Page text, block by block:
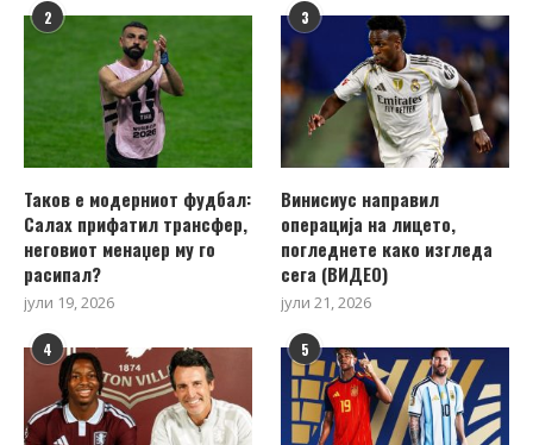
2
Таков е модерниот фудбал:
Салах прифатил трансфер,
неговиот менаџер му го
расипал?
јули 19, 2026
3
Винисиус направил
операција на лицето,
погледнете како изгледа
сега (ВИДЕО)
јули 21, 2026
4 5